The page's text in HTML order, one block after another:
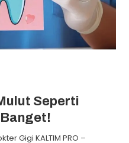
Seperti
Gigi KALTIM PRO –